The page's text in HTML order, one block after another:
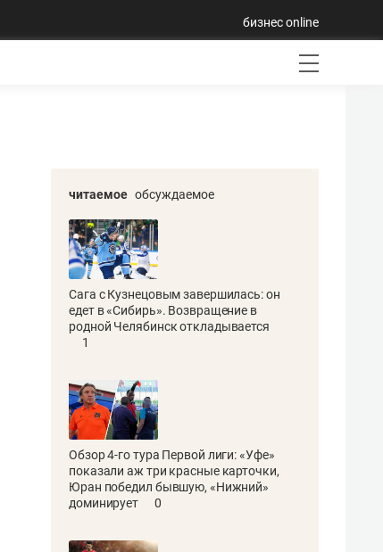
бизнес online
читаемое обсуждаемое
Сага с Кузнецовым завершилась: он
едет в «Сибирь». Возвращение в
родной Челябинск откладывается
1
Обзор 4-го тура Первой лиги: «Уфе»
показали аж три красные карточки,
Юран победил бывшую, «Нижний»
доминирует
0